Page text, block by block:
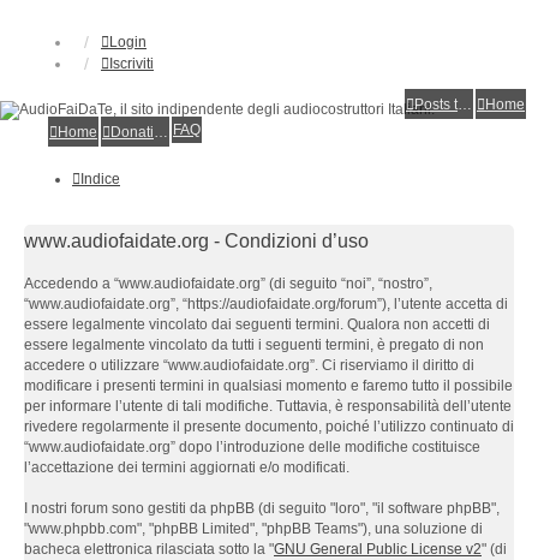
Login
Iscriviti
Posts toplist
Home
Home
Donations FAQ
Indice
www.audiofaidate.org - Condizioni d’uso
Accedendo a “www.audiofaidate.org” (di seguito “noi”, “nostro”,
“www.audiofaidate.org”, “https://audiofaidate.org/forum”), l’utente accetta di
essere legalmente vincolato dai seguenti termini. Qualora non accetti di
essere legalmente vincolato da tutti i seguenti termini, è pregato di non
accedere o utilizzare “www.audiofaidate.org”. Ci riserviamo il diritto di
modificare i presenti termini in qualsiasi momento e faremo tutto il possibile
per informare l’utente di tali modifiche. Tuttavia, è responsabilità dell’utente
rivedere regolarmente il presente documento, poiché l’utilizzo continuato di
“www.audiofaidate.org” dopo l’introduzione delle modifiche costituisce
l’accettazione dei termini aggiornati e/o modificati.
I nostri forum sono gestiti da phpBB (di seguito "loro", "il software phpBB",
"www.phpbb.com", "phpBB Limited", "phpBB Teams"), una soluzione di
bacheca elettronica rilasciata sotto la "GNU General Public License v2" (di